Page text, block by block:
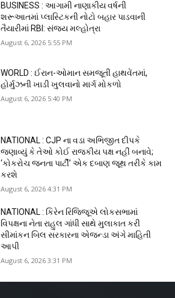
BUSINESS : આગામી નાણાકીય વર્ષની
શરૂઆતમાં પ્લાસ્ટિકની નોટો બહાર પાડવાની
તૈયારીમાં RBI: સંજય મલ્હોત્રા
August 6, 2026 5:55 PM
WORLD : ઈરાન-ઓમાન સમજૂતી હાથવેંતમાં,
હોર્મુઝની ખાડી ખુલવાનો માર્ગ મોકળો
August 6, 2026 5:40 PM
NATIONAL : CJP ના વડા અભિજીત દીપકે
જણાવ્યું કે તેઓ કોઈ રાજકીય પક્ષ નહીં બનાવે;
‘કોકરોચ જનતા પાર્ટી’ એક દબાણ જૂથ તરીકે કામ
કરશે
August 6, 2026 4:31 PM
NATIONAL : કિરેન રિજિજૂએ લોકસભામાં
વિપક્ષના નેતા રાહુલ ગાંધી સાથે મુલાકાત કરી
સીમાંકન બિલ સરકારના એજન્ડા અંગે માહિતી
આપી
August 6, 2026 3:31 PM